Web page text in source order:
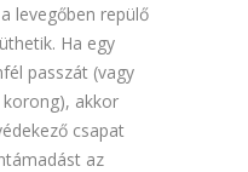
levegőben repülő
Ha egy
passzát (vagy
akkor
csapat
az